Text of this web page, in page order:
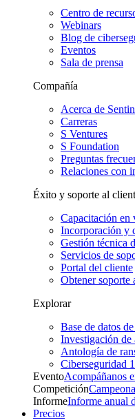
Centro de
Webinars
Blog de
Eventos
Sala de prensa
Compañía
Acerca de
Carreras
S Ventures
S Foundation
Preguntas
Relaciones con
Éxito y soporte al
Capacitación en
Incorporación y
Gestión técnica
Servicios de
Portal del cliente
Obtener soporte
Explorar
Base de datos
Investigación de
Antología de
Ciberseguridad
EventoAcompáñanos
Competición
InformeInforme anual
Precios